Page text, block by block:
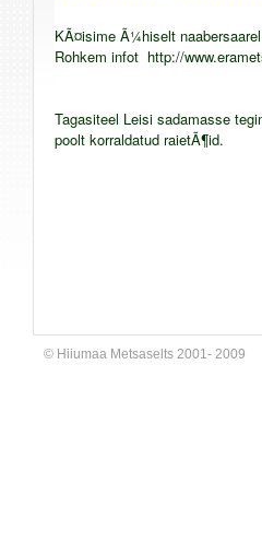
KÃ¤isime Ã¼hiselt
Rohkem infot http://
Tagasiteel Leisi sadamasse
poolt korraldatud raietÃ¶id.
© Hiiumaa Metsaselts 2001- 2009